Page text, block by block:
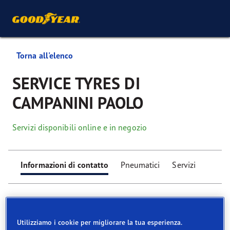
Torna all'elenco
SERVICE TYRES DI
CAMPANINI PAOLO
Servizi disponibili online e in negozio
Informazioni di contatto Pneumatici Servizi
Utilizziamo i cookie per migliorare la tua esperienza.